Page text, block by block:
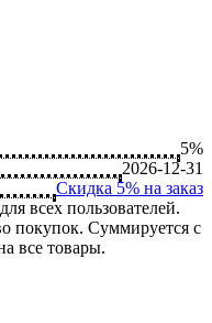
5%
2026-12-31
Скидка 5% на заказ
всех пользователей.
покупок. Суммируется с
все товары.